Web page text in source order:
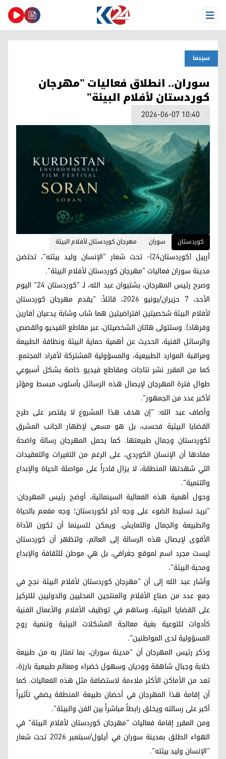
Open Menu
سینما
سوران.. انطلاق فعاليات "مهرجان
كوردستان لأفلام البيئة"
2026-06-07 10:40
کوردستان سوران مهرجان كوردستان لأفلام البيئة
أربيل (كوردستان24)- تحت شعار "الإنسان وليد بيئته"، تحتضن
مدينة سوران فعاليات "مهرجان كوردستان لأفلام البيئة".
وصرح رئيس المهرجان، بشتيوان عبد الله، لـ "كوردستان 24" اليوم
الأحد، 7 حزيران/يونيو 2026، قائلاً: "يقدم مهرجان كوردستان
لأفلام البيئة شخصيتين افتراضيتين هما شاب وشابة يدعيان (فارين
وفرهاد). وستتولى هاتان الشخصيتان، عبر مقاطع الفيديو والقصص
والرسائل الفنية، الحديث عن أهمية حماية البيئة ونظافة الطبيعة
ومراقبة الموارد الطبيعية، والمسؤولية المشتركة لأفراد المجتمع.
كما من المقرر نشر نتاجات ومقاطع فيديو خاصة بشكل أسبوعي
طوال فترة المهرجان لإيصال هذه الرسائل بأسلوب مبسط ومؤثر
لأكبر عدد من الجمهور".
وأضاف عبد الله: "إن هدف هذا المشروع لا يقتصر على طرح
القضايا البيئية فحسب، بل هو مسعى لإظهار الجانب المشرق
لكوردستان وجمال طبيعتها. كما يحمل المهرجان رسالة واضحة
مفادها أن الإنسان الكوردي، على الرغم من التغيرات والتعقيدات
التي شهدتها المنطقة، لا يزال قادراً على مواصلة الحياة والإبداع
والتنمية".
وحول أهمية هذه الفعالية السينمائية، أوضح رئيس المهرجان:
"نريد تسليط الضوء على وجه آخر لكوردستان؛ وجه مفعم بالحياة
والطبيعة والجمال والتعايش. ويمكن للسينما أن تكون الأداة
الأقوى لإيصال هذه الرسالة إلى العالم، ولتظهر أن كوردستان
ليست مجرد اسم لموقع جغرافي، بل هي موطن للثقافة والإبداع
ومحبة البيئة".
وأشار عبد الله إلى أن "مهرجان كوردستان لأفلام البيئة نجح في
جمع عدد من صناع الأفلام والمنتجين المحليين والدوليين للتركيز
على القضايا البيئية، وساهم في توظيف الأفلام والأعمال الفنية
كأدوات للتوعية بغية معالجة المشكلات البيئية وتنمية روح
المسؤولية لدى المواطنين".
وذكر رئيس المهرجان أن "مدينة سوران، بما تمتاز به من طبيعة
خلابة وجبال شاهقة ووديان وسهول خضراء ومعالم طبيعية بارزة،
تعد من الأماكن الأكثر ملاءمة لاستضافة مثل هذه الفعاليات. كما
أن إقامة هذا المهرجان في أحضان طبيعة المنطقة يضفي تأثيراً
أكبر على رسالته ويخلق رابطاً مباشراً بين الفن والبيئة".
ومن المقرر إقامة فعاليات "مهرجان كوردستان لأفلام البيئة" في
الهواء الطلق بمدينة سوران في أيلول/سبتمبر 2026 تحت شعار
"الإنسان وليد بيئته".